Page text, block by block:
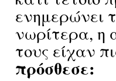
ενημερώνει
νωρίτερα, η
τους είχαν
πρόσθεσε: